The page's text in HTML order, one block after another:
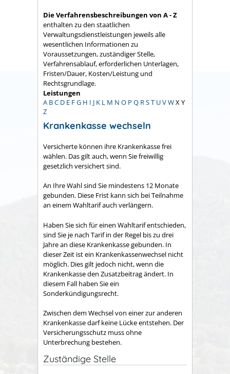
Die Verfahrensbeschreibungen von A - Z
enthalten zu den staatlichen
Verwaltungsdienstleistungen jeweils alle
wesentlichen Informationen zu
Voraussetzungen, zuständiger Stelle,
Verfahrensablauf, erforderlichen Unterlagen,
Fristen/Dauer, Kosten/Leistung und
Rechtsgrundlage.
Leistungen
A BC D E FG H I J K L M N O P Q RST UVWX Y
Z
Krankenkasse wechseln
Versicherte können ihre Krankenkasse frei
wählen. Das gilt auch, wenn Sie freiwillig
gesetzlich versichert sind.
An Ihre Wahl sind Sie mindestens 12 Monate
gebunden. Diese Frist kann sich bei Teilnahme
an einem Wahltarif auch verlängern.
Haben Sie sich für einen Wahltarif entschieden,
sind Sie je nach Tarif in der Regel bis zu drei
Jahre an diese Krankenkasse gebunden. In
dieser Zeit ist ein Krankenkassenwechsel nicht
möglich. Dies gilt jedoch nicht, wenn die
Krankenkasse den Zusatzbeitrag ändert. In
diesem Fall haben Sie ein
Sonderkündigungsrecht.
Zwischen dem Wechsel von einer zur anderen
Krankenkasse darf keine Lücke entstehen. Der
Versicherungsschutz muss ohne
Unterbrechung bestehen.
Zuständige Stelle